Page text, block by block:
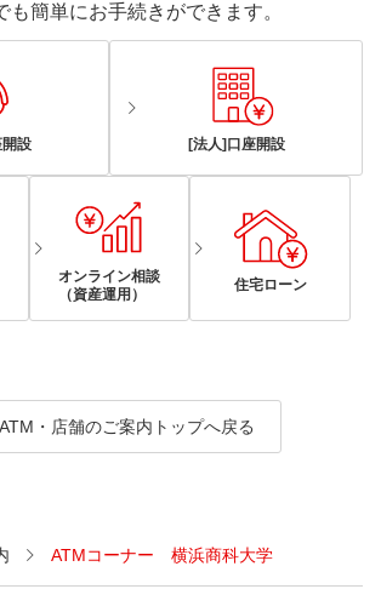
も簡単にお手続きができます。
設 [法人]口座開設
オンライン相談
（資産運用）
住宅ローン
ATM・店舗のご案内トップへ戻る
ATMコーナー 横浜商科大学